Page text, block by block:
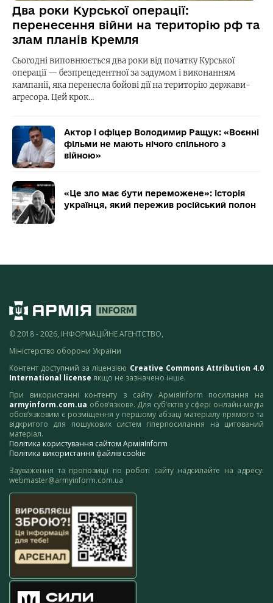
Два роки Курської операції:
перенесення війни на територію рф та
злам планів Кремля
Сьогодні виповнюється два роки від початку Курської
операції — безпрецедентної за задумом і виконанням
кампанії, яка перенесла бойові дії на територію держави-
агресора. Цей крок…
Актор і офіцер Володимир Ращук: «Воєнні
фільми не мають нічого спільного з
війною»
«Це зло має бути переможене»: історія
українця, який пережив російський полон
© 2018 - 2026, ІНФОРМАЦІЙНЕ АГЕНТСТВО,
Міністерство оборони України
Контент доступний за ліцензією Creative Commons Attribution 4.0
International license якщо не зазначено інше.
При використанні контенту з сайту АрміяInform посилання на
armyinform.com.ua обов’язкове. Для суб’єктів у сфері онлайн-медіа
обов’язковим є розміщення у першому абзаці матеріалу прямого та
відкритого для пошукових систем гіперпосилання на цитований
матеріал.
Політика користування сайтом АрміяInform
Політика використання файлів cookie
Зауваження та пропозиції по роботі сайту надсилайте на адресу:
webmaster@armyinform.com.ua